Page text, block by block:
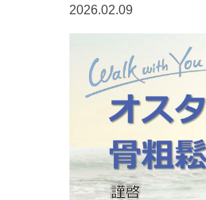
2026.02.09